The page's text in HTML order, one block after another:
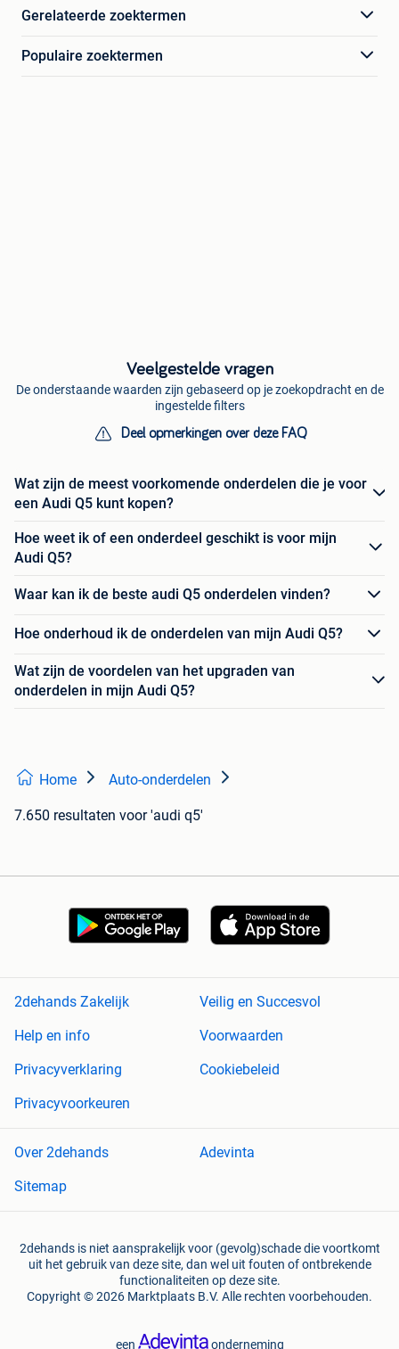
Gerelateerde zoektermen
Populaire zoektermen
Veelgestelde vragen
De onderstaande waarden zijn gebaseerd op je zoekopdracht en de
ingestelde filters
Deel opmerkingen over deze FAQ
Wat zijn de meest voorkomende onderdelen die je voor
een Audi Q5 kunt kopen?
Hoe weet ik of een onderdeel geschikt is voor mijn
Audi Q5?
Waar kan ik de beste audi Q5 onderdelen vinden?
Hoe onderhoud ik de onderdelen van mijn Audi Q5?
Wat zijn de voordelen van het upgraden van
onderdelen in mijn Audi Q5?
Home Auto-onderdelen
7.650 resultaten voor 'audi q5'
2dehands Zakelijk
Veilig en Succesvol
Help en info
Voorwaarden
Privacyverklaring
Cookiebeleid
Privacyvoorkeuren
Over 2dehands
Adevinta
Sitemap
2dehands is niet aansprakelijk voor (gevolg)schade die voortkomt
uit het gebruik van deze site, dan wel uit fouten of ontbrekende
functionaliteiten op deze site.
Copyright © 2026 Marktplaats B.V. Alle rechten voorbehouden.
een onderneming